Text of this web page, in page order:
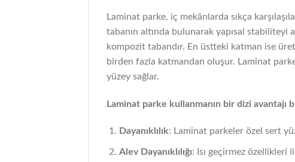
Laminat parke, iç mekânlarda sıkça
tabanın altında bulunarak yapısal stabiliteyi
kompozit tabandır. En üstteki katman ise
birden fazla katmandan oluşur. Laminat
yüzey sağlar.
Laminat parke kullanmanın bir dizi avantajı
Dayanıklılık: Laminat parkeler özel sert
Alev Dayanıklılığı: Isı geçirmez özellikleri